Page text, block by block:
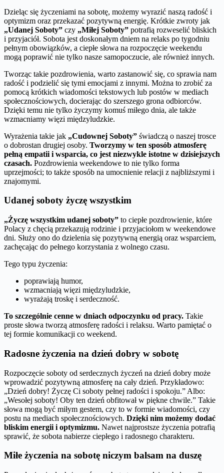
Dzieląc się życzeniami na sobotę, możemy wyrazić naszą radość i
optymizm oraz przekazać pozytywną energię. Krótkie zwroty jak
„Udanej Soboty” czy „Miłej Soboty” potrafią rozweselić bliskich
i przyjaciół. Sobota jest doskonałym dniem na relaks po tygodniu
pełnym obowiązków, a ciepłe słowa na rozpoczęcie weekendu
mogą poprawić nie tylko nasze samopoczucie, ale również innych.
Tworząc takie pozdrowienia, warto zastanowić się, co sprawia nam
radość i podzielić się tymi emocjami z innymi. Można to zrobić za
pomocą krótkich wiadomości tekstowych lub postów w mediach
społecznościowych, docierając do szerszego grona odbiorców.
Dzięki temu nie tylko życzymy komuś miłego dnia, ale także
wzmacniamy więzi międzyludzkie.
Wyrażenia takie jak „Cudownej Soboty” świadczą o naszej trosce
o dobrostan drugiej osoby. Tworzymy w ten sposób atmosferę
pełną empatii i wsparcia, co jest niezwykle istotne w dzisiejszych
czasach. Pozdrowienia weekendowe to nie tylko forma
uprzejmości; to także sposób na umocnienie relacji z najbliższymi i
znajomymi.
Udanej soboty życzę wszystkim
„Życzę wszystkim udanej soboty” to ciepłe pozdrowienie, które
Polacy z chęcią przekazują rodzinie i przyjaciołom w weekendowe
dni. Służy ono do dzielenia się pozytywną energią oraz wsparciem,
zachęcając do pełnego korzystania z wolnego czasu.
Tego typu życzenia:
poprawiają humor,
wzmacniają więzi międzyludzkie,
wyrażają troskę i serdeczność.
To szczególnie cenne w dniach odpoczynku od pracy. Takie
proste słowa tworzą atmosferę radości i relaksu. Warto pamiętać o
tej formie komunikacji co weekend.
Radosne życzenia na dzień dobry w sobotę
Rozpoczęcie soboty od serdecznych życzeń na dzień dobry może
wprowadzić pozytywną atmosferę na cały dzień. Przykładowo:
„Dzień dobry! Życzę Ci soboty pełnej radości i spokoju.” Albo:
„Wesołej soboty! Oby ten dzień obfitował w piękne chwile.” Takie
słowa mogą być miłym gestem, czy to w formie wiadomości, czy
postu na mediach społecznościowych. Dzięki nim możemy dodać
bliskim energii i optymizmu. Nawet najprostsze życzenia potrafią
sprawić, że sobota nabierze ciepłego i radosnego charakteru.
Miłe życzenia na sobotę niczym balsam na duszę